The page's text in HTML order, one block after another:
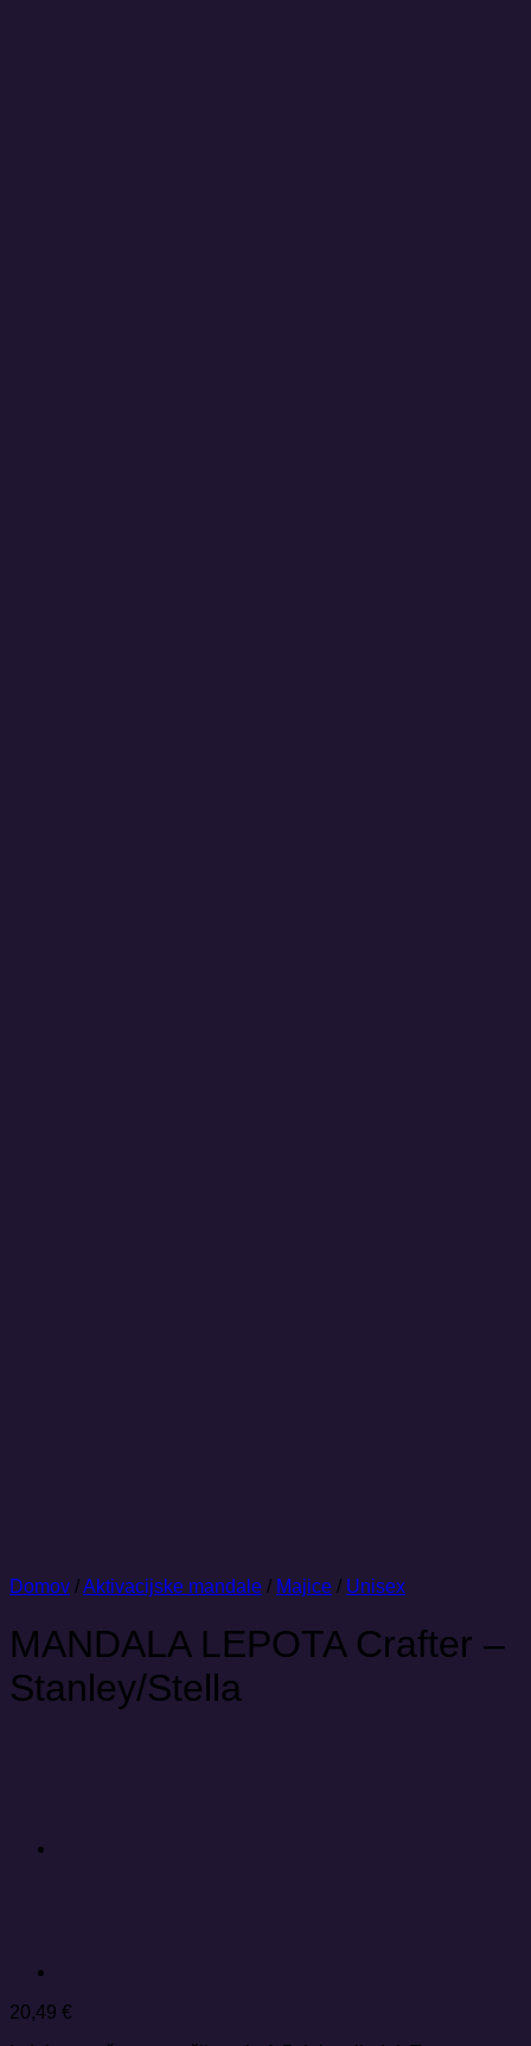
Domov /Aktivacijske mandale / Majice / Unisex
MANDALA LEPOTA Crafter –
Stanley/Stella
20,49 €